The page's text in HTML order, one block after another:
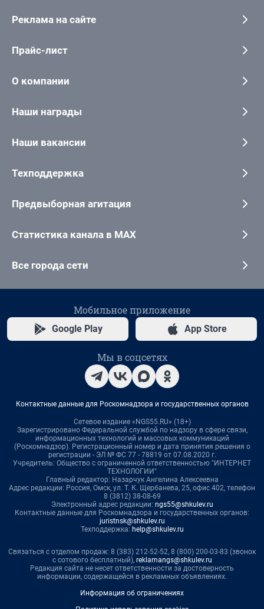
Реклама на сайте
Прайс-лист
О компании
Наши награды
Наши вакансии
Техподдержка
Предвыборная агитация
Статистика канала в MAX
Все города сети
Мобильное приложение
Google Play App Store
Мы в соцсетях
Контактные данные для Роскомнадзора и государственных органов
Сетевое издание «NGS55.RU» (18+)
Зарегистрировано Федеральной службой по надзору в сфере связи,
информационных технологий и массовых коммуникаций
(Роскомнадзор). Регистрационный номер и дата принятия решения о
регистрации - ЭЛ № ФС 77 - 78819 от 07.08.2020 г.
Учредитель: Общество с ограниченной ответственностью "ИНТЕРНЕТ
ТЕХНОЛОГИИ"
Главный редактор: Назарчук Ангелина Алексеевна
Адрес редакции: Россия, Омск, ул. Т. К. Щербанева, 25, офис 402, телефон
8 (3812) 38-08-69
Электронный адрес редакции: ngs55@shkulev.ru
Контактные данные для Роскомнадзора и государственных органов:
juristnsk@shkulev.ru
Техподдержка: help@shkulev.ru
Связаться с отделом продаж: 8 (383) 212-52-52, 8 (800) 200-03-83 (звонок
с сотового бесплатный), reklamangs@shkulev.ru
Редакция сайта не несет ответственности за достоверность
информации, содержащейся в рекламных объявлениях.
Информация об ограничениях